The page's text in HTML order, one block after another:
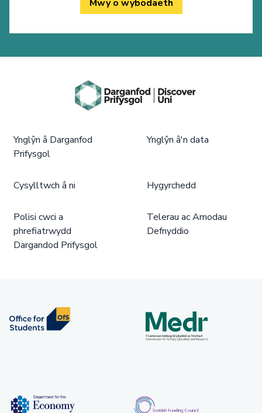
Mwy o wybodaeth
Ynglŷn â Darganfod
Prifysgol
Ynglŷn â'n data
Cysylltwch â ni Hygyrchedd
Polisi cwci a
phrefiatrwydd
Dargandod Prifysgol
Telerau ac Amodau
Defnyddio